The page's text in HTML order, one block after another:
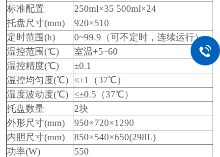
标准配置
250ml×35 500ml×24
托盘尺寸(mm)
920×510
定时范围(h)
0~99.9（可不定时，连续运行）
温控范围(℃)
室温+5~60
温控精度(℃)
±0.1
温控均匀度(℃)
≤±1（37℃）
温度波动度(℃)
≤±0.5（37℃）
托盘数量
2块
外形尺寸(mm)
950×720×1290
内胆尺寸(mm)
850×540×650(298L)
功率(W)
550